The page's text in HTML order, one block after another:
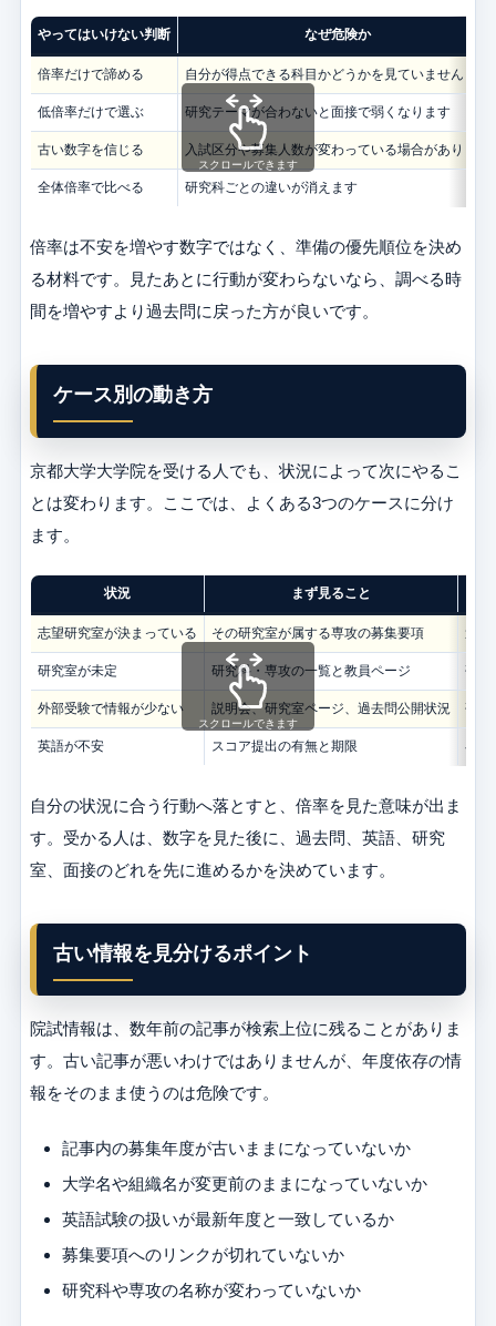
やってはいけない判断 なぜ危険か
倍率だけで諦める 自分が得点できる科目かどうかを見ていません
低倍率だけで選ぶ 研究テーマが合わないと面接で弱くなります
古い数字を信じる 入試区分や募集人数が変わっている場合があります
全体倍率で比べる 研究科ごとの違いが消えます
スクロールできます
倍率は不安を増やす数字ではなく、準備の優先順位を決め
る材料です。見たあとに行動が変わらないなら、調べる時
間を増やすより過去問に戻った方が良いです。
ケース別の動き方
京都大学大学院を受ける人でも、状況によって次にやるこ
とは変わります。ここでは、よくある3つのケースに分け
ます。
状況 まず見ること
志望研究室が決まっている その研究室が属する専攻の募集要項 過去
研究室が未定 研究科・専攻の一覧と教員ページ 研究
外部受験で情報が少ない 説明会、研究室ページ、過去問公開状況 研究
英語が不安 スコア提出の有無と期限 早め
スクロールできます
自分の状況に合う行動へ落とすと、倍率を見た意味が出ま
す。受かる人は、数字を見た後に、過去問、英語、研究
室、面接のどれを先に進めるかを決めています。
古い情報を見分けるポイント
院試情報は、数年前の記事が検索上位に残ることがありま
す。古い記事が悪いわけではありませんが、年度依存の情
報をそのまま使うのは危険です。
記事内の募集年度が古いままになっていないか
大学名や組織名が変更前のままになっていないか
英語試験の扱いが最新年度と一致しているか
募集要項へのリンクが切れていないか
研究科や専攻の名称が変わっていないか